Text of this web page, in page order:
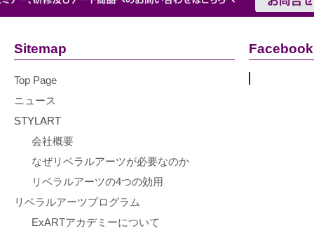
Sitemap
Top Page
ニュース
STYLART
会社概要
なぜリベラルアーツが必要なのか
リベラルアーツの4つの効用
リベラルアーツプログラム
ExARTアカデミーについて